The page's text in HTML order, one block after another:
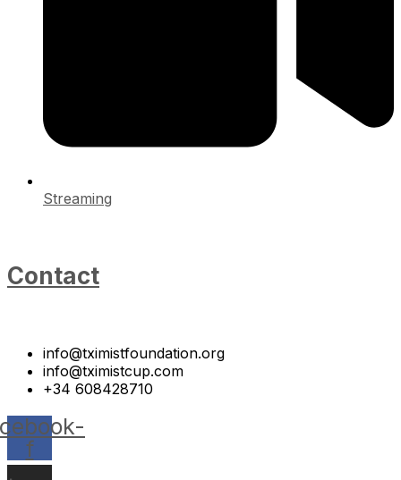
Streaming
Contact
info@tximistfoundation.org
info@tximistcup.com
+34 608428710
f